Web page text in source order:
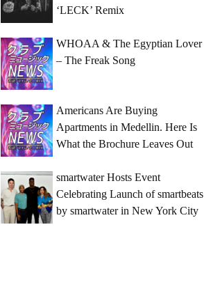
‘LECK’ Remix
WHOAA & The Egyptian Lover
– The Freak Song
Americans Are Buying
Apartments in Medellin. Here Is
What the Brochure Leaves Out
smartwater Hosts Event
Celebrating Launch of smartbeats
by smartwater in New York City